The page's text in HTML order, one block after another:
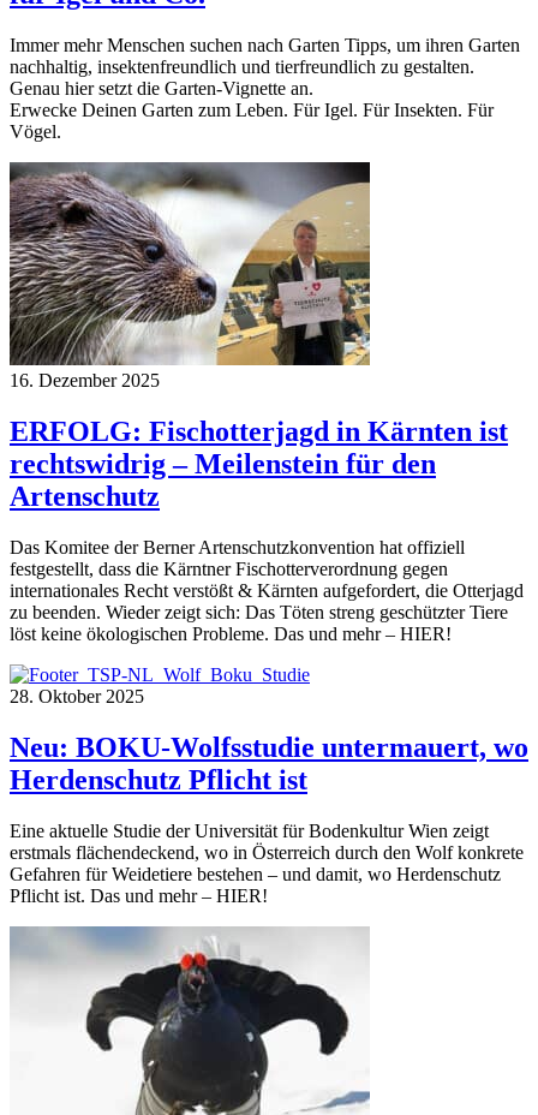
Immer mehr Menschen suchen nach Garten Tipps, um ihren Garten
nachhaltig, insektenfreundlich und tierfreundlich zu gestalten.
Genau hier setzt die Garten-Vignette an.
Erwecke Deinen Garten zum Leben. Für Igel. Für Insekten. Für
Vögel.
16. Dezember 2025
ERFOLG: Fischotterjagd in Kärnten ist
rechtswidrig – Meilenstein für den
Artenschutz
Das Komitee der Berner Artenschutzkonvention hat offiziell
festgestellt, dass die Kärntner Fischotterverordnung gegen
internationales Recht verstößt & Kärnten aufgefordert, die Otterjagd
zu beenden. Wieder zeigt sich: Das Töten streng geschützter Tiere
löst keine ökologischen Probleme. Das und mehr – HIER!
28. Oktober 2025
Neu: BOKU-Wolfsstudie untermauert, wo
Herdenschutz Pflicht ist
Eine aktuelle Studie der Universität für Bodenkultur Wien zeigt
erstmals flächendeckend, wo in Österreich durch den Wolf konkrete
Gefahren für Weidetiere bestehen – und damit, wo Herdenschutz
Pflicht ist. Das und mehr – HIER!